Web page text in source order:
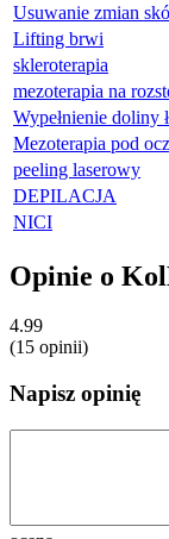
Usuwanie zmian
Lifting brwi
skleroterapia
mezoterapia na
Wypełnienie doliny
Mezoterapia pod
peeling laserowy
DEPILACJA
NICI
Opinie o
4.99
(15 opinii)
Napisz opinię